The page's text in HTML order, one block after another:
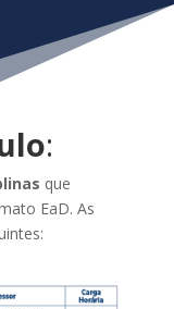
:
que
EaD. As